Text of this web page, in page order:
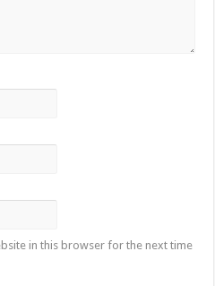
in this browser for the next time